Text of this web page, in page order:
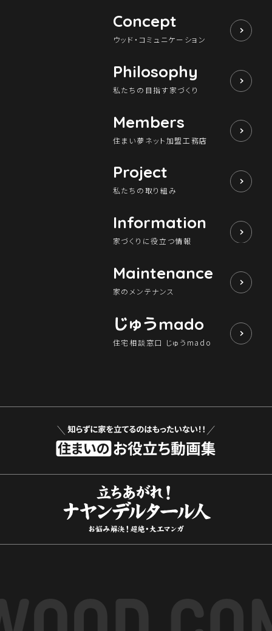
Concept
ウッド・コミュニケーション
Philosophy
私たちの目指す家づくり
Members
住まい夢ネット加盟工務店
Project
私たちの取り組み
Information
家づくりに役立つ情報
Maintenance
家のメンテナンス
じゅうmado
住宅相談窓口 じゅうmado